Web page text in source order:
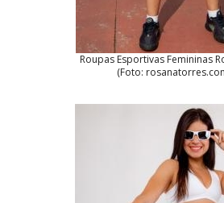
Roupas Esportivas Femininas
(Foto: